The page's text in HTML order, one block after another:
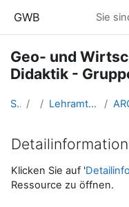
GWB Sie
Geo- und
Didaktik -
Startseite Kurse Lehramtsausbildung GW im Cluster Österreich Mitte
Abschlussbedingungen
Klicken Sie auf '
Ressource zu öffnen.